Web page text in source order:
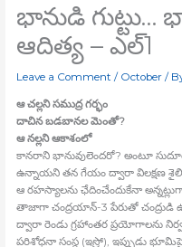
భానుడి గుట్టు…
ఆదిత్య – ఎల్‍1
Leave a Comment / October /
ఆ చల్లని సముద్ర గర్భం
దాచిన బడబానల మెంతో?
ఆ నల్లని ఆకాశంలో
కానరాని భానువులెందరో? అంటూ
ఉన్నాయని తన గేయం ద్వారా విలక్షణ
ఆ రహస్యాలను ఛేదించేందుకేనా
తాజాగా చంద్రయాన్‍-3 పేరుతో చంద్రుడి
ద్వారా రెండు గ్రహాంతర ప్రయోగాలను
పరిశోధనా సంస్థ (ఇస్రో), ఇప్పుడు